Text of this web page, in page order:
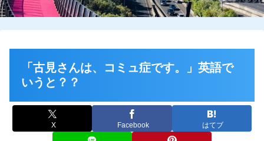
「古見さんは、コミュ症です。」英語で
いうと？？
X Facebook はてブ